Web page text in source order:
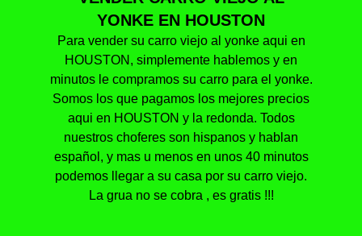
YONKE EN HOUSTON
Para vender su carro viejo al yonke aqui en
HOUSTON, simplemente hablemos y en
minutos le compramos su carro para el yonke.
Somos los que pagamos los mejores precios
aqui en HOUSTON y la redonda. Todos
nuestros choferes son hispanos y hablan
español, y mas u menos en unos 40 minutos
podemos llegar a su casa por su carro viejo.
La grua no se cobra , es gratis !!!